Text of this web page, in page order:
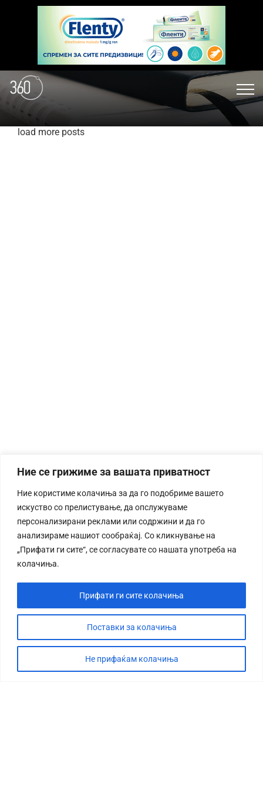
Ние се грижиме за вашата приватност
Ние користиме колачиња за да го подобриме вашето
искуство со прелистување, да опслужуваме
персонализирани реклами или содржини и да го
анализираме нашиот сообраќај. Со кликнување на
„Прифати ги сите“, се согласувате со нашата употреба на
колачиња.
Поставки за колачиња
Не прифаќам колачиња
Прифати ги сите колачиња
load more posts
СТОРИЈА
ДЕБАТА